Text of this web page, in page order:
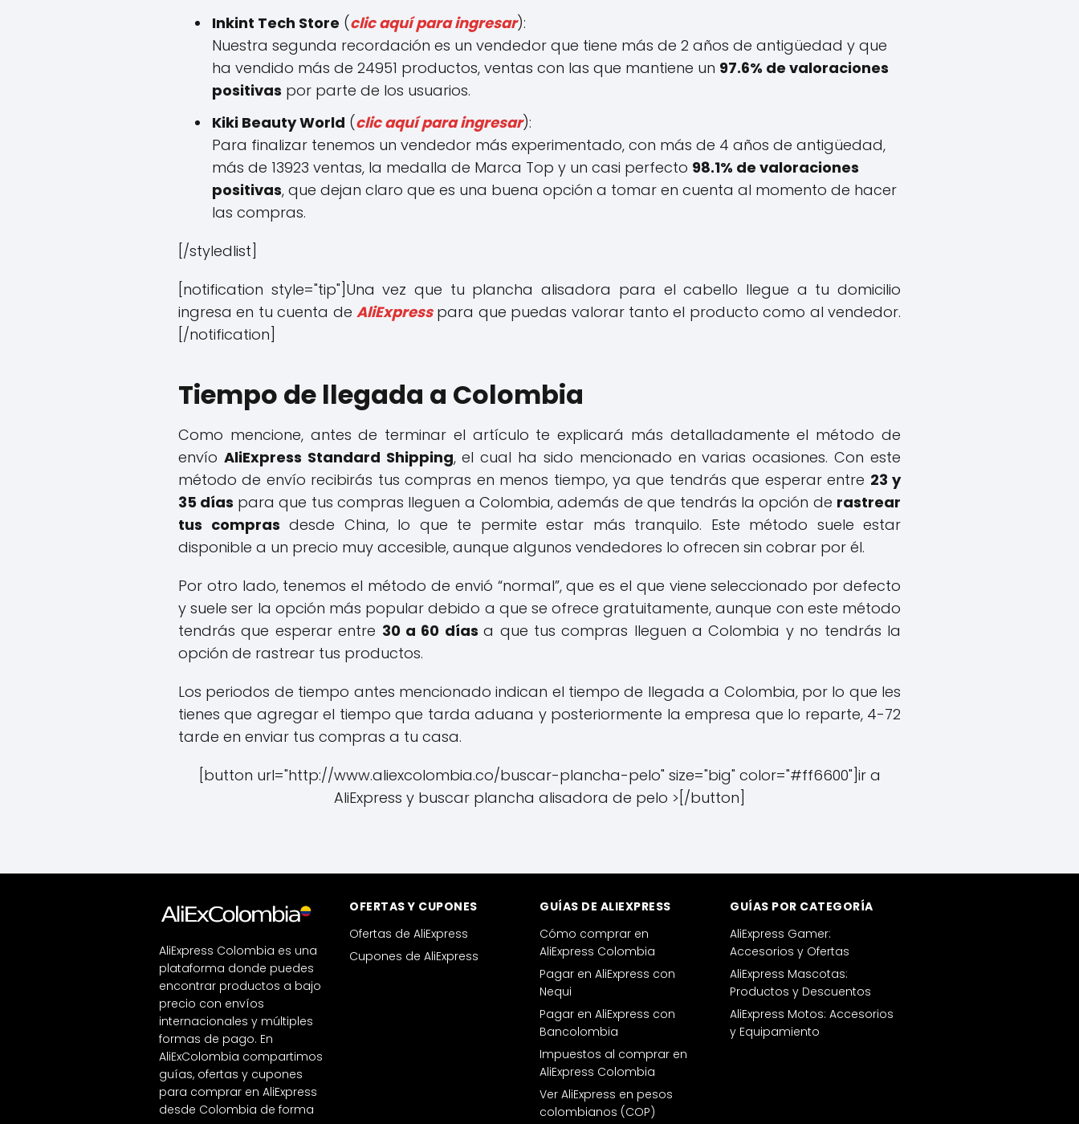
Inkint Tech Store (clic aquí para ingresar):
Nuestra segunda recordación es un vendedor que tiene más de 2 años de antigüedad y que
ha vendido más de 24951 productos, ventas con las que mantiene un 97.6% de valoraciones
positivas por parte de los usuarios.
Kiki Beauty World (clic aquí para ingresar):
Para finalizar tenemos un vendedor más experimentado, con más de 4 años de antigüedad,
más de 13923 ventas, la medalla de Marca Top y un casi perfecto 98.1% de valoraciones
positivas, que dejan claro que es una buena opción a tomar en cuenta al momento de hacer
las compras.
[/styledlist]
[notification style="tip"]Una vez que tu plancha alisadora para el cabello llegue a tu domicilio
ingresa en tu cuenta de AliExpresspara que puedas valorar tanto el producto como al vendedor.
[/notification]
Tiempo de llegada a Colombia
Como mencione, antes de terminar el artículo te explicará más detalladamente el método de
envío AliExpress Standard Shipping, el cual ha sido mencionado en varias ocasiones. Con este
método de envío recibirás tus compras en menos tiempo, ya que tendrás que esperar entre 23 y
35 días para que tus compras lleguen a Colombia, además de que tendrás la opción de rastrear
tus compras desde China, lo que te permite estar más tranquilo. Este método suele estar
disponible a un precio muy accesible, aunque algunos vendedores lo ofrecen sin cobrar por él.
Por otro lado, tenemos el método de envió “normal”, que es el que viene seleccionado por defecto
y suele ser la opción más popular debido a que se ofrece gratuitamente, aunque con este método
tendrás que esperar entre 30 a 60 díasa que tus compras lleguen a Colombia y no tendrás la
opción de rastrear tus productos.
Los periodos de tiempo antes mencionado indican el tiempo de llegada a Colombia, por lo que les
tienes que agregar el tiempo que tarda aduana y posteriormente la empresa que lo reparte, 4-72
tarde en enviar tus compras a tu casa.
[button url="http://www.aliexcolombia.co/buscar-plancha-pelo" size="big" color="#ff6600"]ir a
AliExpress y buscar plancha alisadora de pelo >[/button]
AliExpress Colombia es una
plataforma donde puedes
encontrar productos a bajo
precio con envíos
internacionales y múltiples
formas de pago. En
AliExColombia compartimos
guías, ofertas y cupones
para comprar en AliExpress
desde Colombia de forma
OFERTAS Y CUPONES
Ofertas de AliExpress
Cupones de AliExpress
GUÍAS DE ALIEXPRESS
Cómo comprar en
AliExpress Colombia
Pagar en AliExpress con
Nequi
Pagar en AliExpress con
Bancolombia
Impuestos al comprar en
AliExpress Colombia
Ver AliExpress en pesos
colombianos (COP)
GUÍAS POR CATEGORÍA
AliExpress Gamer:
Accesorios y Ofertas
AliExpress Mascotas:
Productos y Descuentos
AliExpress Motos: Accesorios
y Equipamiento